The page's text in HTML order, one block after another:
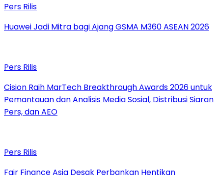
Pers Rilis
Huawei Jadi Mitra bagi Ajang GSMA M360 ASEAN 2026
Pers Rilis
Cision Raih MarTech Breakthrough Awards 2026 untuk
Pemantauan dan Analisis Media Sosial, Distribusi Siaran
Pers, dan AEO
Pers Rilis
Fair Finance Asia Desak Perbankan Hentikan